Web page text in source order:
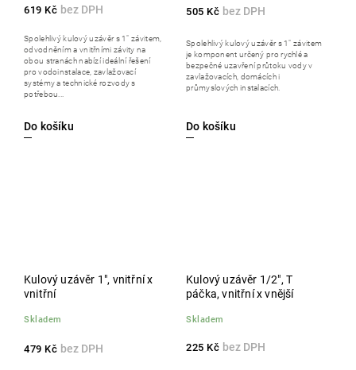
619 Kč
Do košíku
Spolehlivý kulový uzávěr s 1" závitem,
odvodněním a vnitřními závity na
obou stranách nabízí ideální řešení
pro vodoinstalace, zavlažovací
systémy a technické rozvody s
potřebou...
505 Kč
Do košíku
Spolehlivý kulový uzávěr s 1" závitem
je komponent určený pro rychlé a
bezpečné uzavření průtoku vody v
zavlažovacích, domácích i
průmyslových instalacích.
Kulový uzávěr 1", vnitřní x
vnitřní
Skladem
479 Kč
Kulový uzávěr 1/2", T
páčka, vnitřní x vnější
Skladem
225 Kč